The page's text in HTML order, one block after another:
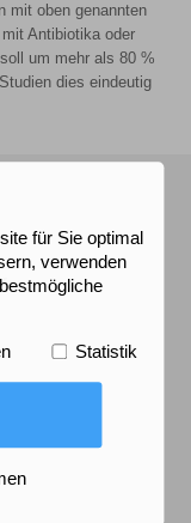
mit oben genannten
Antibiotika oder
um mehr als 80 %
dies eindeutig
für Sie optimal
verwenden
Statistik